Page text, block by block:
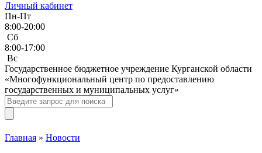
Личный кабинет
Пн-Пт
8:00-20:00
Сб
8:00-17:00
Bc
Государственное бюджетное учреждение Курганской области
«Многофункциональный центр по предоставлению
государственных и муниципальных услуг»
Главная » Новости